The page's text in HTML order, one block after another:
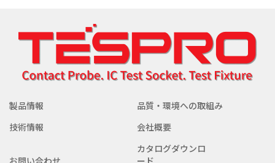
製品情報
品質・環境への取組み
技術情報
会社概要
カタログダウンロ